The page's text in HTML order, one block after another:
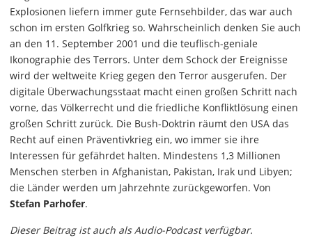
Explosionen liefern immer gute Fernsehbilder, das war auch
schon im ersten Golfkrieg so. Wahrscheinlich denken Sie auch
an den 11. September 2001 und die teuflisch-geniale
Ikonographie des Terrors. Unter dem Schock der Ereignisse
wird der weltweite Krieg gegen den Terror ausgerufen. Der
digitale Überwachungsstaat macht einen großen Schritt nach
vorne, das Völkerrecht und die friedliche Konfliktlösung einen
großen Schritt zurück. Die Bush-Doktrin räumt den USA das
Recht auf einen Präventivkrieg ein, wo immer sie ihre
Interessen für gefährdet halten. Mindestens 1,3 Millionen
Menschen sterben in Afghanistan, Pakistan, Irak und Libyen;
die Länder werden um Jahrzehnte zurückgeworfen. Von
Stefan Parhofer.
Dieser Beitrag ist auch als Audio-Podcast verfügbar.